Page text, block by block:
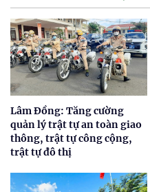
Lâm Đồng: Tăng cường
quản lý trật tự an toàn giao
thông, trật tự công cộng,
trật tự đô thị